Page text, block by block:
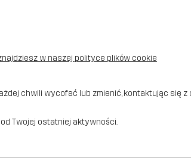
w naszej polityce plików cookie
chwili wycofać lub zmienić, kontaktując się z
Twojej ostatniej aktywności.